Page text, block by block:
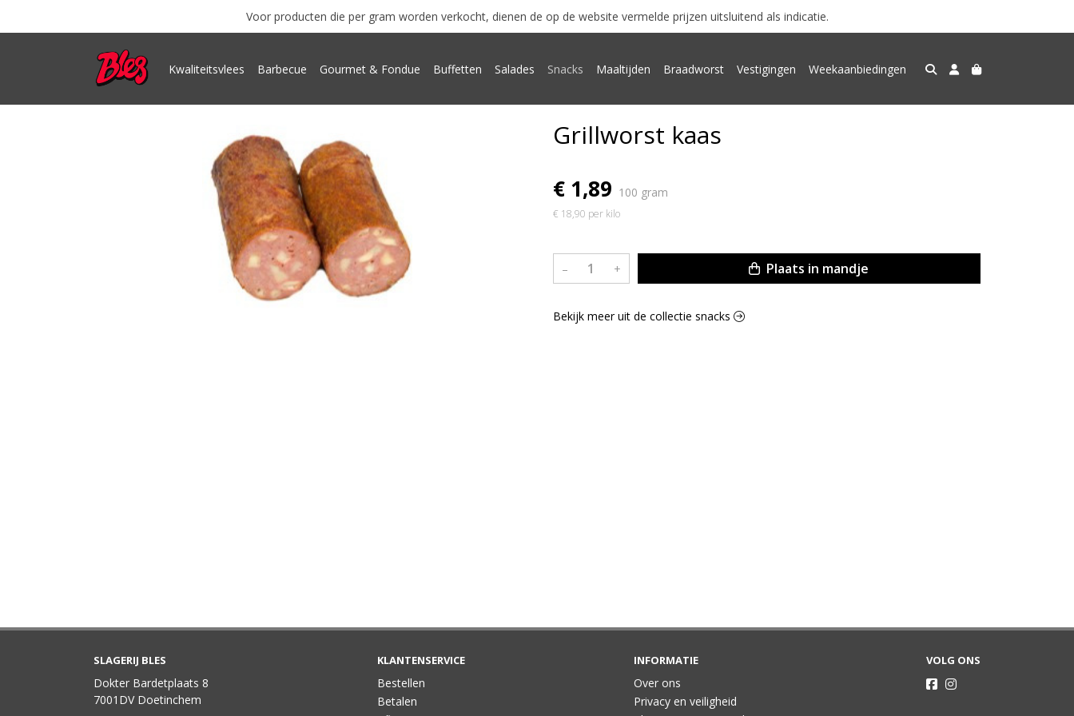
Voor producten die per gram worden verkocht, dienen de op de website vermelde prijzen uitsluitend als indicatie.
Kwaliteitsvlees Barbecue Gourmet & Fondue Buffetten Salades Snacks Maaltijden Braadworst Vestigingen Weekaanbiedingen
Grillworst kaas
€ 1,89 100 gram
€ 18,90 per kilo
– + Plaats in mandje
Bekijk meer uit de collectie snacks
SLAGERIJ BLES
Dokter Bardetplaats 8
7001DV Doetinchem
KLANTENSERVICE
Bestellen
Betalen
INFORMATIE
Over ons
Privacy en veiligheid
VOLG ONS